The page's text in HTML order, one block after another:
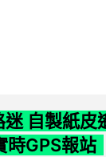
自製紙皮
時GPS報站